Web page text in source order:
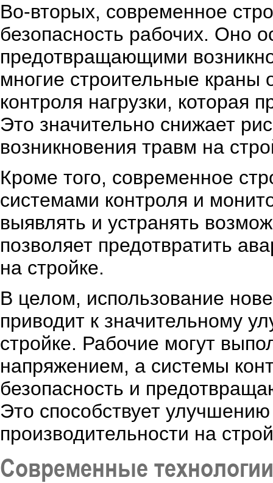
Во-вторых, современное
безопасность рабочих. Оно
предотвращающими
многие строительные краны
контроля нагрузки, которая
Это значительно снижает
возникновения травм на
Кроме того, современное
системами контроля и
выявлять и устранять
позволяет предотвратить
на стройке.
В целом, использование
приводит к значительному
стройке. Рабочие могут
напряжением, а системы
безопасность и
Это способствует
производительности на
Современные